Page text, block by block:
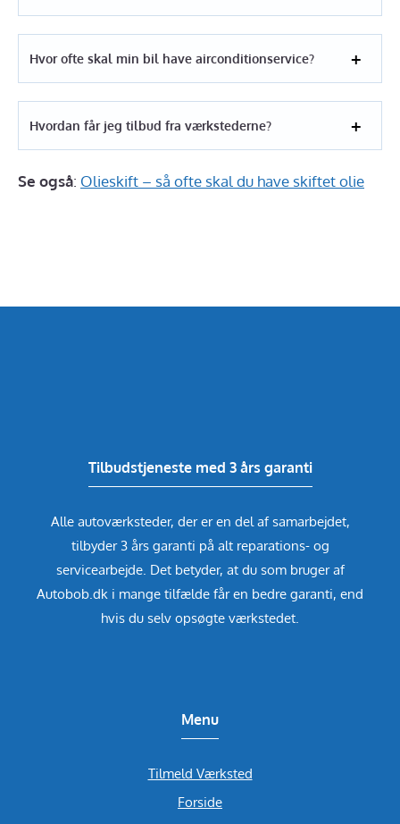
Hvor ofte skal min bil have airconditionservice?
Hvordan får jeg tilbud fra værkstederne?
Se også: Olieskift – så ofte skal du have skiftet olie
Tilbudstjeneste med 3 års garanti
Alle autoværksteder, der er en del af samarbejdet,
tilbyder 3 års garanti på alt reparations- og
servicearbejde. Det betyder, at du som bruger af
Autobob.dk i mange tilfælde får en bedre garanti, end
hvis du selv opsøgte værkstedet.
Menu
Tilmeld Værksted
Forside